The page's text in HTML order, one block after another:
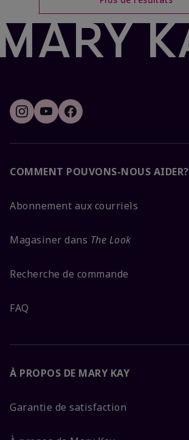
COMMENT POUVONS-NOUS AIDER?
Abonnement aux courriels
Magasiner dans The Look
Recherche de commande
FAQ
À PROPOS DE MARY KAY
Garantie de satisfaction